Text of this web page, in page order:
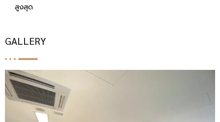
สูงสุด
GALLERY